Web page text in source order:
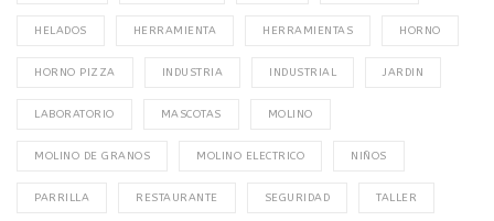
HELADOS HERRAMIENTA HERRAMIENTAS HORNO
HORNO PIZZA INDUSTRIA INDUSTRIAL JARDIN
LABORATORIO MASCOTAS MOLINO
MOLINO DE GRANOS MOLINO ELECTRICO NIÑOS
PARRILLA RESTAURANTE SEGURIDAD TALLER